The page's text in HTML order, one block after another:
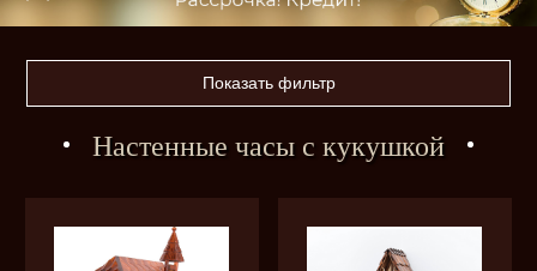
Показать фильтр
Настенные часы с кукушкой